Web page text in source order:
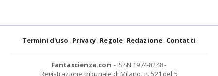
Termini d'uso Privacy Regole Redazione Contatti
Fantascienza.com - ISSN 1974-8248 -
Registrazione tribunale di Milano, n. 521 del 5